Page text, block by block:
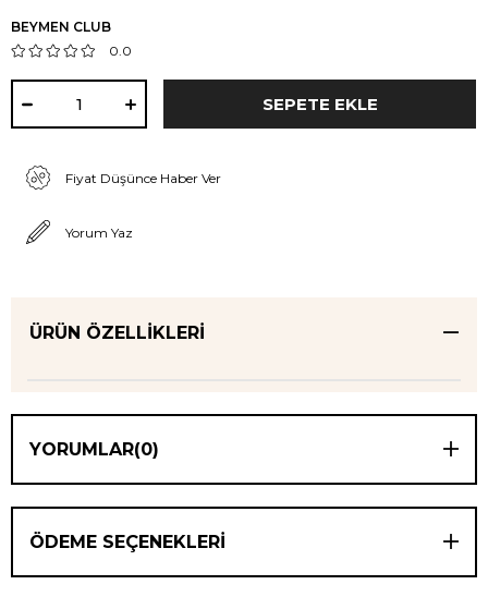
BEYMEN CLUB
0.0
Fiyat Düşünce Haber Ver
Yorum Yaz
ÜRÜN ÖZELLIKLERI
YORUMLAR(0)
ÖDEME SEÇENEKLERI